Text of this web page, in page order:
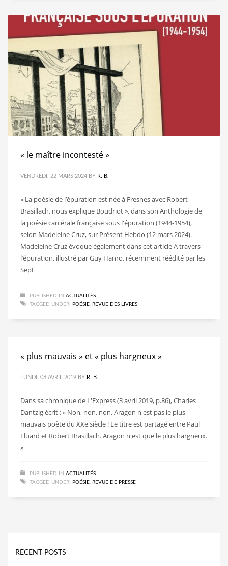
« le maître incontesté »
VENDREDI, 22 MARS 2024 BY R. B.
« La poésie de l’épuration est née à Fresnes avec Robert
Brasillach, nous explique Boudriot », dans son Anthologie de
la poésie carcérale française sous l'épuration (1944-1954),
selon Madeleine Cruz, sur Présent Hebdo (12 mars 2024).
Madeleine Cruz évoque également dans cet article A travers
l’épuration, illustré par Guy Hanro, récemment réédité par les
Sept
PUBLISHED IN ACTUALITÉS
TAGGED UNDER: POÉSIE REVUE DES LIVRES
« plus mauvais » et « plus hargneux »
LUNDI, 08 AVRIL 2019 BY R. B.
Dans sa chronique de L'Express (3 avril 2019, p.86), Charles
Dantzig écrit : « Non, non, non, Aragon n'est pas le plus
mauvais poète du XXe siècle ! Le titre est partagé entre Paul
Eluard et Robert Brasillach. Aragon n'est que le plus hargneux.
»
PUBLISHED IN ACTUALITÉS
TAGGED UNDER: POÉSIE REVUE DE PRESSE
RECENT POSTS